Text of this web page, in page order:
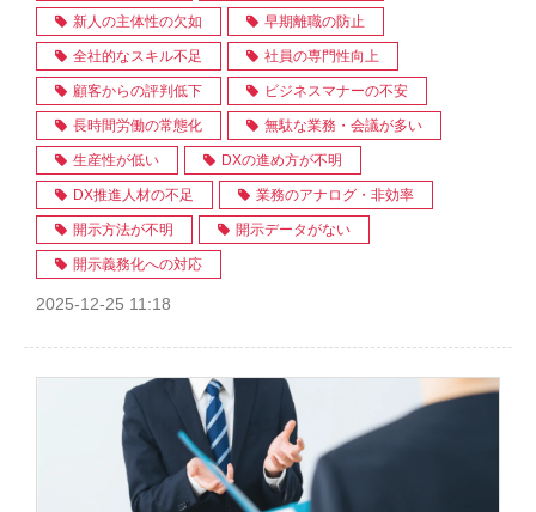
新人の主体性の欠如 早期離職の防止
全社的なスキル不足 社員の専門性向上
顧客からの評判低下 ビジネスマナーの不安
長時間労働の常態化 無駄な業務・会議が多い
生産性が低い DXの進め方が不明
DX推進人材の不足 業務のアナログ・非効率
開示方法が不明 開示データがない
開示義務化への対応
2025-12-25 11:18